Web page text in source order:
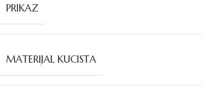
PRIKAZ
MATERIJAL KUCISTA